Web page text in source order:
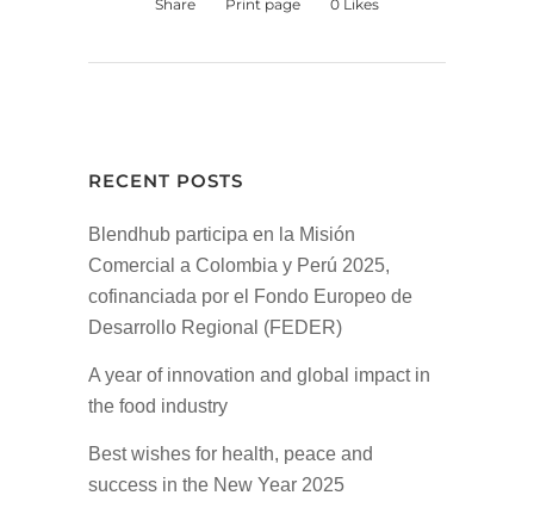
Share Print page 0 Likes
RECENT POSTS
Blendhub participa en la Misión
Comercial a Colombia y Perú 2025,
cofinanciada por el Fondo Europeo de
Desarrollo Regional (FEDER)
A year of innovation and global impact in
the food industry
Best wishes for health, peace and
success in the New Year 2025